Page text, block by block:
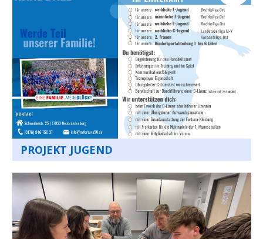
PROJEKT JUGEND